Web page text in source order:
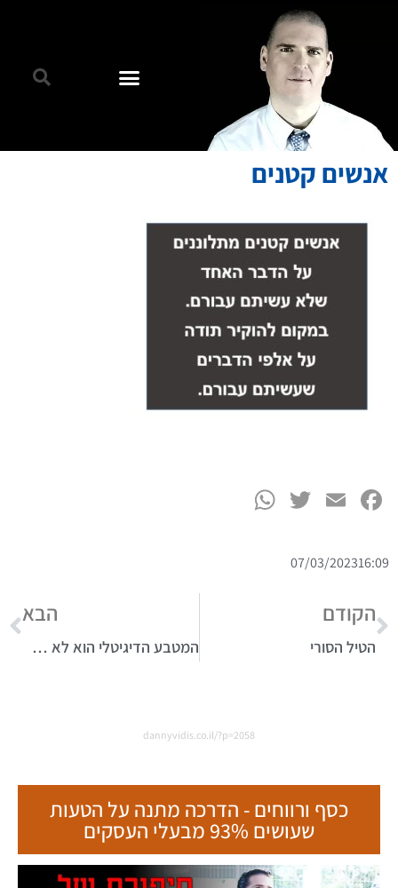
אנשים קטנים
Facebook
Email
Twitter
16:09
07/03/2023
הקודם
הטיל הסורי
הבא
המטבע הדיגיטלי הוא לא מטבע
dannyvidis.co.il/?p=2058
כסף ורווחים - הדרכה מתנה על הטעות
שעושים 93% מבעלי העסקים